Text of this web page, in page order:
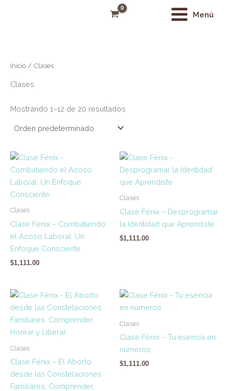
MainMenú
Inicio / Clases
Clases
Mostrando 1–12 de 20 resultados
Clases
Clase Fénix – Combatiendo
el Acoso Laboral: Un
Enfoque Consciente
$1,111.00
Clases
Clase Fénix – Desprogramar
la Identidad que Aprendiste
$1,111.00
Clases
Clase Fénix – El Aborto
desde las Constelaciones
Familiares: Comprender,
Clases
Clase Fénix – Tu esencia en
números
$1,111.00